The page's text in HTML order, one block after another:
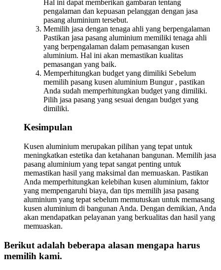
Hal ini dapat memberikan gambaran tentang
pengalaman dan kepuasan pelanggan dengan jasa
pasang aluminium tersebut.
Memilih jasa dengan tenaga ahli yang berpengalaman
Pastikan jasa pasang aluminium memiliki tenaga ahli
yang berpengalaman dalam pemasangan kusen
aluminium. Hal ini akan memastikan kualitas
pemasangan yang baik.
Memperhitungkan budget yang dimiliki Sebelum
memilih pasang kusen aluminium Bungur , pastikan
Anda sudah memperhitungkan budget yang dimiliki.
Pilih jasa pasang yang sesuai dengan budget yang
dimiliki.
Kesimpulan
Kusen aluminium merupakan pilihan yang tepat untuk
meningkatkan estetika dan ketahanan bangunan. Memilih jasa
pasang aluminium yang tepat sangat penting untuk
memastikan hasil yang maksimal dan memuaskan. Pastikan
Anda memperhitungkan kelebihan kusen aluminium, faktor
yang mempengaruhi biaya, dan tips memilih jasa pasang
aluminium yang tepat sebelum memutuskan untuk memasang
kusen aluminium di bangunan Anda. Dengan demikian, Anda
akan mendapatkan pelayanan yang berkualitas dan hasil yang
memuaskan.
Berikut adalah beberapa alasan mengapa harus
memilih kami.